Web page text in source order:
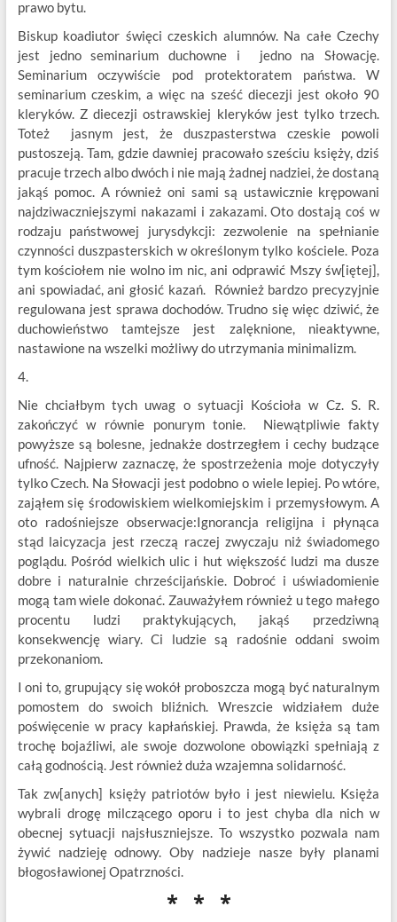
prawo bytu.
Biskup koadiutor święci czeskich alumnów. Na całe Czechy
jest jedno seminarium duchowne i jedno na Słowację.
Seminarium oczywiście pod protektoratem państwa. W
seminarium czeskim, a więc na sześć diecezji jest około 90
kleryków. Z diecezji ostrawskiej kleryków jest tylko trzech.
Toteż jasnym jest, że duszpasterstwa czeskie powoli
pustoszeją. Tam, gdzie dawniej pracowało sześciu księży, dziś
pracuje trzech albo dwóch i nie mają żadnej nadziei, że dostaną
jakąś pomoc. A również oni sami są ustawicznie krępowani
najdziwaczniejszymi nakazami i zakazami. Oto dostają coś w
rodzaju państwowej jurysdykcji: zezwolenie na spełnianie
czynności duszpasterskich w określonym tylko kościele. Poza
tym kościołem nie wolno im nic, ani odprawić Mszy św[iętej],
ani spowiadać, ani głosić kazań. Również bardzo precyzyjnie
regulowana jest sprawa dochodów. Trudno się więc dziwić, że
duchowieństwo tamtejsze jest zalęknione, nieaktywne,
nastawione na wszelki możliwy do utrzymania minimalizm.
4.
Nie chciałbym tych uwag o sytuacji Kościoła w Cz. S. R.
zakończyć w równie ponurym tonie. Niewątpliwie fakty
powyższe są bolesne, jednakże dostrzegłem i cechy budzące
ufność. Najpierw zaznaczę, że spostrzeżenia moje dotyczyły
tylko Czech. Na Słowacji jest podobno o wiele lepiej. Po wtóre,
zająłem się środowiskiem wielkomiejskim i przemysłowym. A
oto radośniejsze obserwacje:Ignorancja religijna i płynąca
stąd laicyzacja jest rzeczą raczej zwyczaju niż świadomego
poglądu. Pośród wielkich ulic i hut większość ludzi ma dusze
dobre i naturalnie chrześcijańskie. Dobroć i uświadomienie
mogą tam wiele dokonać. Zauważyłem również u tego małego
procentu ludzi praktykujących, jakąś przedziwną
konsekwencję wiary. Ci ludzie są radośnie oddani swoim
przekonaniom.
I oni to, grupujący się wokół proboszcza mogą być naturalnym
pomostem do swoich bliźnich. Wreszcie widziałem duże
poświęcenie w pracy kapłańskiej. Prawda, że księża są tam
trochę bojaźliwi, ale swoje dozwolone obowiązki spełniają z
całą godnością. Jest również duża wzajemna solidarność.
Tak zw[anych] księży patriotów było i jest niewielu. Księża
wybrali drogę milczącego oporu i to jest chyba dla nich w
obecnej sytuacji najsłuszniejsze. To wszystko pozwala nam
żywić nadzieję odnowy. Oby nadzieje nasze były planami
błogosławionej Opatrzności.
* * *